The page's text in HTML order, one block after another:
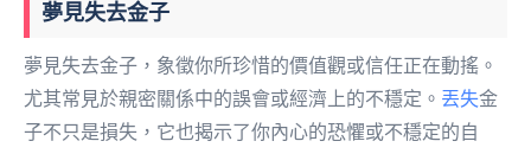
夢見失去金子
夢見失去金子，象徵你所珍惜的價值觀或信任正在動搖。
尤其常見於親密關係中的誤會或經濟上的不穩定。 丟失金
子不只是損失，它也揭示了你內心的恐懼或不穩定的自